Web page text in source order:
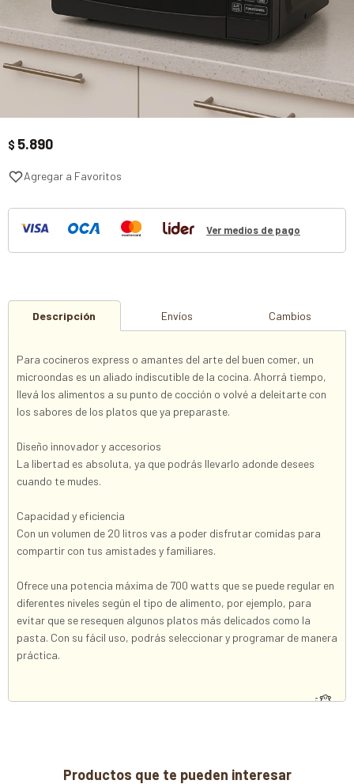
$ 5.890
Ver medios de pago
Descripción Envíos Cambios
Para cocineros express o amantes del arte del buen comer, un
microondas es un aliado indiscutible de la cocina. Ahorrá tiempo,
llevá los alimentos a su punto de cocción o volvé a deleitarte con
los sabores de los platos que ya preparaste.
Diseño innovador y accesorios
La libertad es absoluta, ya que podrás llevarlo adonde desees
cuando te mudes.
Capacidad y eficiencia
Con un volumen de 20 litros vas a poder disfrutar comidas para
compartir con tus amistades y familiares.
Ofrece una potencia máxima de 700 watts que se puede regular en
diferentes niveles según el tipo de alimento, por ejemplo, para
evitar que se resequen algunos platos más delicados como la
pasta. Con su fácil uso, podrás seleccionar y programar de manera
práctica.
Productos que te pueden interesar